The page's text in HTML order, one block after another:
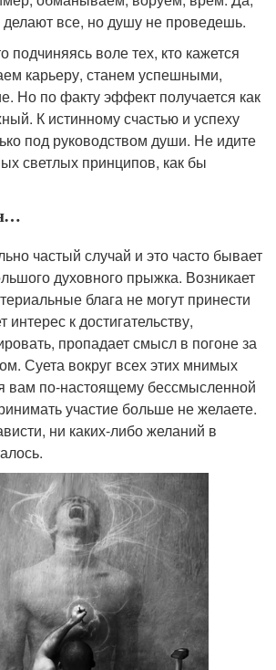
делают все, но душу не проведешь.
подчиняясь воле тех, кто кажется
карьеру, станем успешными,
Но по факту эффект получается как
К истинному счастью и успеху
под руководством души. Не идите
светлых принципов, как бы
частый случай и это часто бывает
духовного прыжка. Возникает
блага не могут принести
интерес к достигательству,
пропадает смысл в погоне за
Суета вокруг всех этих мнимых
вам по-настоящему бессмысленной
участие больше не желаете.
ни каких-либо желаний в